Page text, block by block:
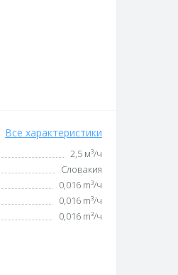
Все характеристики
2,5 м³/ч
Словакия
0,016 m³/ч
0,016 m³/ч
0,016 m³/ч